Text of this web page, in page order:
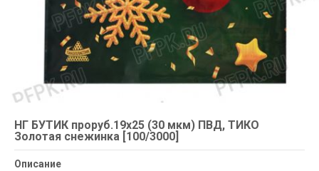
НГ БУТИК проруб.19х25 (30 мкм) ПВД, ТИКО
Золотая снежинка [100/3000]
Описание